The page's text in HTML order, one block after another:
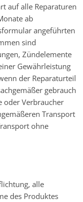
auf alle Reparaturen
ab
angeführten
sind
Zündelemente
Gewährleistung
der Reparaturteil
gebrauch
oder Verbraucher
Transport
ohne
alle
des Produktes